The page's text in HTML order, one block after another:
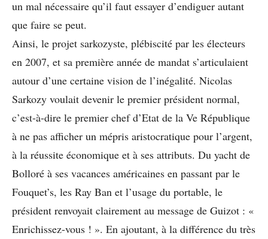
un mal nécessaire qu’il faut essayer d’endiguer autant
que faire se peut.
Ainsi, le projet sarkozyste, plébiscité par les électeurs
en 2007, et sa première année de mandat s’articulaient
autour d’une certaine vision de l’inégalité. Nicolas
Sarkozy voulait devenir le premier président normal,
c’est-à-dire le premier chef d’Etat de la Ve République
à ne pas afficher un mépris aristocratique pour l’argent,
à la réussite économique et à ses attributs. Du yacht de
Bolloré à ses vacances américaines en passant par le
Fouquet’s, les Ray Ban et l’usage du portable, le
président renvoyait clairement au message de Guizot : «
Enrichissez-vous ! ». En ajoutant, à la différence du très